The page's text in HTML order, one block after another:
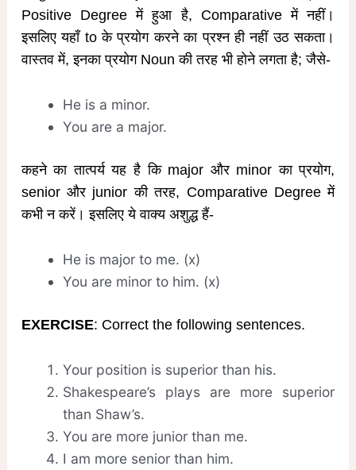
Positive Degree में हुआ है, Comparative में नहीं।
इसलिए यहाँ to के प्रयोग करने का प्रश्न ही नहीं उठ सकता।
वास्तव में, इनका प्रयोग Noun की तरह भी होने लगता है; जैसे-
He is a minor.
You are a major.
कहने का तात्पर्य यह है कि major और minor का प्रयोग,
senior और junior की तरह, Comparative Degree में
कभी न करें। इसलिए ये वाक्य अशुद्ध हैं-
He is major to me. (x)
You are minor to him. (x)
EXERCISE: Correct the following sentences.
Your position is superior than his.
Shakespeare’s plays are more superior
than Shaw’s.
You are more junior than me.
I am more senior than him.